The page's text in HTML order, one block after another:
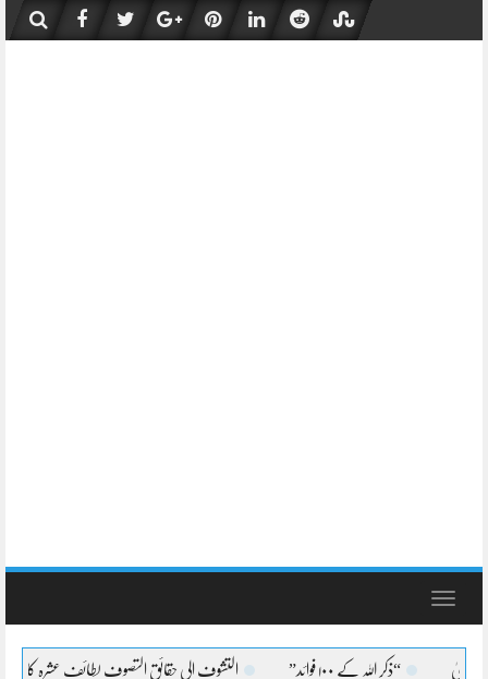
content
Toggle
“ذکر اللہ کے ۱۰۰ فوائد” التشوف الی حقائق التصوف لطائف عشرہ کا بیان